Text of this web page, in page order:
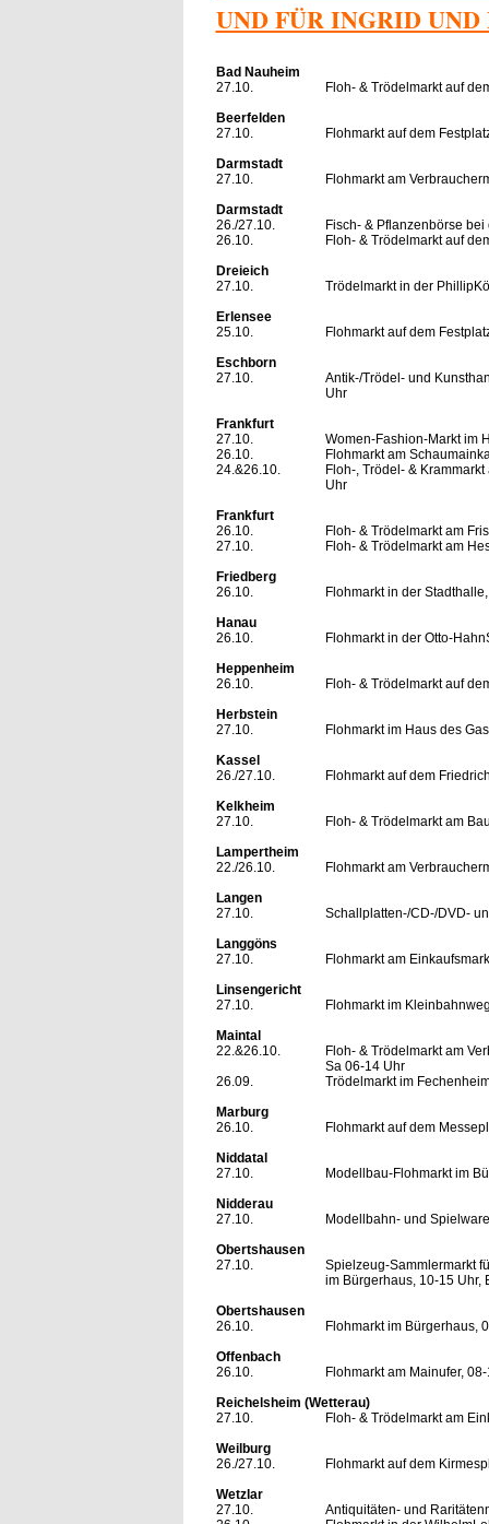
UND FÜR INGRID
Bad Nauheim
27.10.
Floh- & Trödelmarkt auf
Beerfelden
27.10.
Flohmarkt auf dem
Darmstadt
27.10.
Flohmarkt am
Darmstadt
26./27.10.
Fisch- & Pflanzenbörse
26.10.
Floh- & Trödelmarkt auf
Dreieich
27.10.
Trödelmarkt in der
Erlensee
25.10.
Flohmarkt auf dem
Eschborn
27.10.
Antik-/Trödel- und
Uhr
Frankfurt
27.10.
Women-Fashion-Markt im
26.10.
Flohmarkt am
24.&26.10.
Floh-, Trödel- &
Uhr
Frankfurt
26.10.
Floh- & Trödelmarkt am
27.10.
Floh- & Trödelmarkt am
Friedberg
26.10.
Flohmarkt in der
Hanau
26.10.
Flohmarkt in der Otto-
Heppenheim
26.10.
Floh- & Trödelmarkt auf
Herbstein
27.10.
Flohmarkt im Haus des
Kassel
26./27.10.
Flohmarkt auf dem
Kelkheim
27.10.
Floh- & Trödelmarkt am
Lampertheim
22./26.10.
Flohmarkt am
Langen
27.10.
Schallplatten-/CD-/DVD-
Langgöns
27.10.
Flohmarkt am
Linsengericht
27.10.
Flohmarkt im
Maintal
22.&26.10.
Floh- & Trödelmarkt am
Sa 06-14 Uhr
26.09.
Trödelmarkt im
Marburg
26.10.
Flohmarkt auf dem
Niddatal
27.10.
Modellbau-Flohmarkt im
Nidderau
27.10.
Modellbahn- und
Obertshausen
27.10.
Spielzeug-Sammlermarkt
im Bürgerhaus, 10-15 Uhr,
Obertshausen
26.10.
Flohmarkt im Bürgerhaus,
Offenbach
26.10.
Flohmarkt am Mainufer,
Reichelsheim (Wetterau)
27.10.
Floh- & Trödelmarkt am
Weilburg
26./27.10.
Flohmarkt auf dem
Wetzlar
27.10.
Antiquitäten- und